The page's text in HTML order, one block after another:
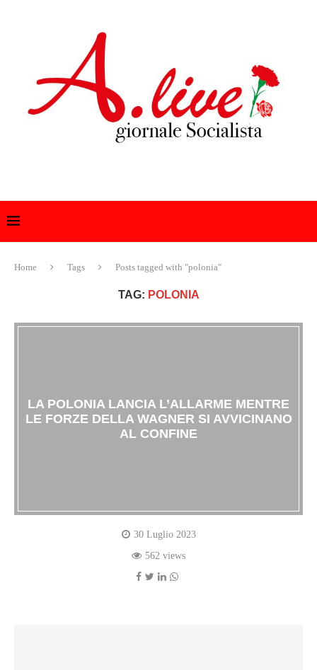
Home Tags Posts tagged with "polonia"
TAG: POLONIA
LA POLONIA LANCIA L’ALLARME MENTRE
LE FORZE DELLA WAGNER SI AVVICINANO
AL CONFINE
30 Luglio 2023
562 views